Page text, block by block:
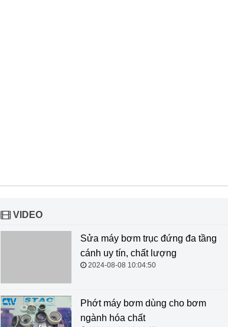
VIDEO
Sửa máy bơm trục đứng đa tầng
cánh uy tín, chất lượng
2024-08-08 10:04:50
Phớt máy bơm dùng cho bơm
ngành hóa chất